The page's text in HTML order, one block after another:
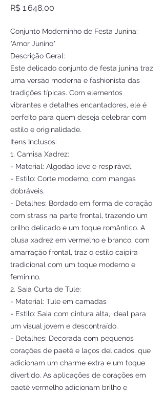
R$ 1.648,00
Conjunto Moderninho de Festa Junina:
"Amor Junino"
Descrição Geral:
Este delicado conjunto de festa junina traz
uma versão moderna e fashionista das
tradições típicas. Com elementos
vibrantes e detalhes encantadores, ele é
perfeito para quem deseja celebrar com
estilo e originalidade.
Itens Inclusos:
1. Camisa Xadrez:
- Material: Algodão leve e respirável.
- Estilo: Corte moderno, com mangas
dobráveis.
- Detalhes: Bordado em forma de coração
com strass na parte frontal, trazendo um
brilho delicado e um toque romântico. A
blusa xadrez em vermelho e branco, com
amarração frontal, traz o estilo caipira
tradicional com um toque moderno e
feminino.
2. Saia Curta de Tule:
- Material: Tule em camadas
- Estilo: Saia com cintura alta, ideal para
um visual jovem e descontraído.
- Detalhes: Decorada com pequenos
corações de paetê e laços delicados, que
adicionam um charme extra e um toque
divertido. As aplicações de corações em
paetê vermelho adicionam brilho e